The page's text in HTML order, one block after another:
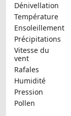
Dénivellation
Température
Ensoleillement
Précipitations
Vitesse du
vent
Rafales
Humidité
Pression
Pollen